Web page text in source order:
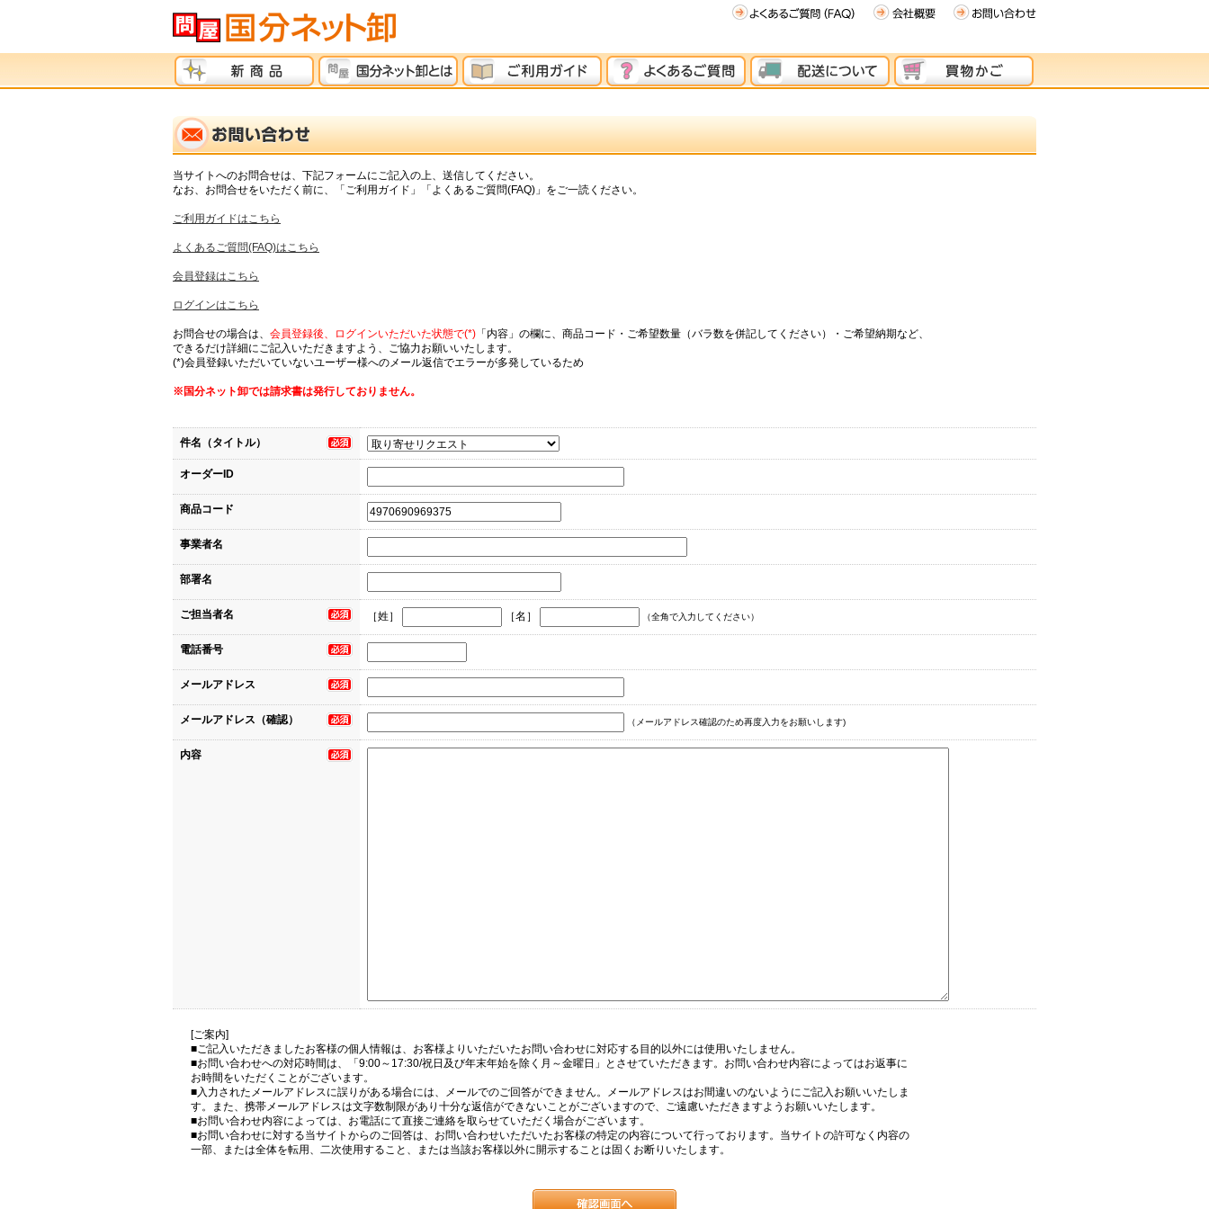
当サイトへのお問合せは、下記フォームにご記入の上、送信してください。
なお、お問合せをいただく前に、「ご利用ガイド」「よくあるご質問(FAQ)」をご一読ください。
ご利用ガイドはこちら
よくあるご質問(FAQ)はこちら
会員登録はこちら
ログインはこちら
お問合せの場合は、 会員登録後、ログインいただいた状態で(*) 「内容」の欄に、商品コード・ご希望数量（バラ数を併記してください）・ご希望納期など、
できるだけ詳細にご記入いただきますよう、ご協力お願いいたします。
(*)会員登録いただいていないユーザー様へのメール返信でエラーが多発しているため
※国分ネット卸では請求書は発行しておりません。
件名（タイトル）
オーダーID
商品コード
事業者名
部署名
ご担当者名 ［姓］ ［名］ （全角で入力してください）
電話番号
メールアドレス
メールアドレス（確認） （メールアドレス確認のため再度入力をお願いします)
内容
[ご案内]
■ご記入いただきましたお客様の個人情報は、お客様よりいただいたお問い合わせに対応する目的以外には使用いたしません。
■お問い合わせへの対応時間は、「9:00～17:30/祝日及び年末年始を除く月～金曜日」とさせていただきます。お問い合わせ内容によってはお返事に
お時間をいただくことがございます。
■入力されたメールアドレスに誤りがある場合には、メールでのご回答ができません。メールアドレスはお間違いのないようにご記入お願いいたしま
す。また、携帯メールアドレスは文字数制限があり十分な返信ができないことがございますので、ご遠慮いただきますようお願いいたします。
■お問い合わせ内容によっては、お電話にて直接ご連絡を取らせていただく場合がございます。
■お問い合わせに対する当サイトからのご回答は、お問い合わせいただいたお客様の特定の内容について行っております。当サイトの許可なく内容の
一部、または全体を転用、二次使用すること、または当該お客様以外に開示することは固くお断りいたします。